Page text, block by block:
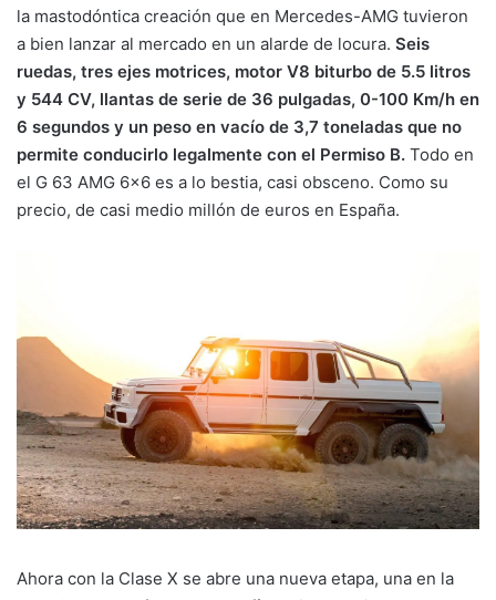
la mastodóntica creación que en Mercedes-AMG tuvieron
a bien lanzar al mercado en un alarde de locura. Seis
ruedas, tres ejes motrices, motor V8 biturbo de 5.5 litros
y 544 CV, llantas de serie de 36 pulgadas, 0-100 Km/h en
6 segundos y un peso en vacío de 3,7 toneladas que no
permite conducirlo legalmente con el Permiso B. Todo en
el G 63 AMG 6×6 es a lo bestia, casi obsceno. Como su
precio, de casi medio millón de euros en España.
Ahora con la Clase X se abre una nueva etapa, una en la